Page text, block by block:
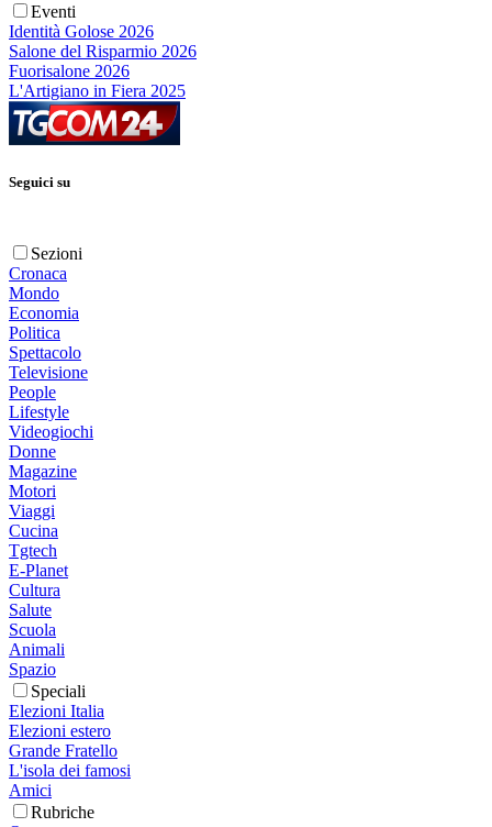
Eventi
Identità Golose 2026
Salone del Risparmio 2026
Fuorisalone 2026
L'Artigiano in Fiera 2025
Seguici su
Sezioni
Cronaca
Mondo
Economia
Politica
Spettacolo
Televisione
People
Lifestyle
Videogiochi
Donne
Magazine
Motori
Viaggi
Cucina
Tgtech
E-Planet
Cultura
Salute
Scuola
Animali
Spazio
Speciali
Elezioni Italia
Elezioni estero
Grande Fratello
L'isola dei famosi
Amici
Rubriche